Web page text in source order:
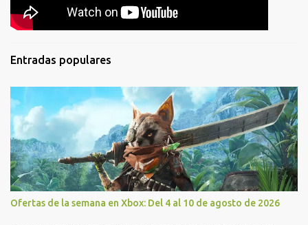
Entradas populares
Ofertas de la semana en Xbox: Del 4 al 10 de agosto de 2026